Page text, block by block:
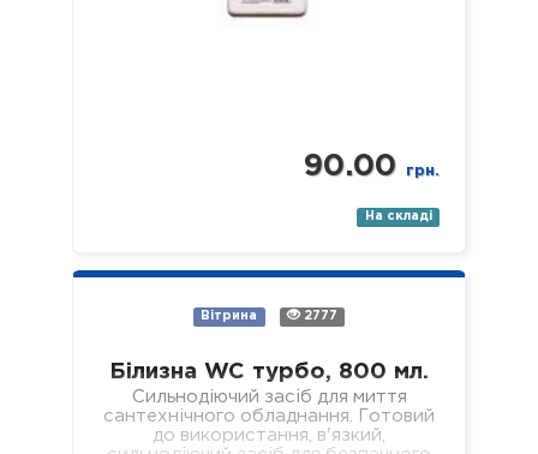
90.00 грн.
На складі
Вітрина 2777
Білизна WC турбо, 800 мл.
Сильнодіючий засіб для миття
сантехнічного обладнання. Готовий
до використання, в'язкий,